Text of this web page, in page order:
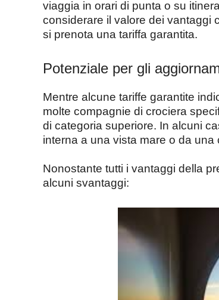
viaggia in orari di punta o su
considerare il valore dei vantaggi
si prenota una tariffa garantita.
Potenziale per gli
Mentre alcune tariffe garantite
molte compagnie di crociera
di categoria superiore. In alcuni
interna a una vista mare o da
Nonostante tutti i vantaggi della
alcuni svantaggi: